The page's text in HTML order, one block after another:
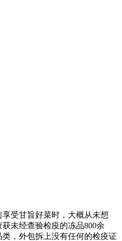
受甘旨好菜时，大概从未想
未经查验检疫的冻品800余
，外包拆上没有任何的检疫证